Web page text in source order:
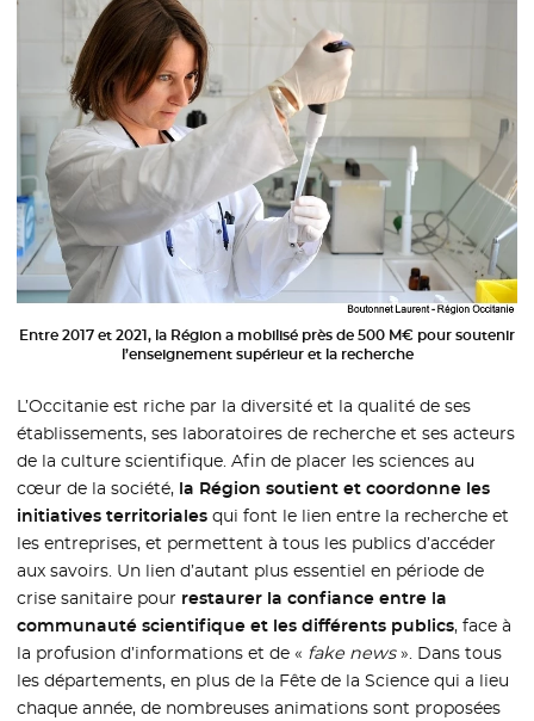
Entre 2017 et 2021, la Région a mobilisé près de 500 M€ pour soutenir
l’enseignement supérieur et la recherche
L’Occitanie est riche par la diversité et la qualité de ses
établissements, ses laboratoires de recherche et ses acteurs
de la culture scientifique. Afin de placer les sciences au
cœur de la société, la Région soutient et coordonne les
initiatives territoriales qui font le lien entre la recherche et
les entreprises, et permettent à tous les publics d’accéder
aux savoirs. Un lien d’autant plus essentiel en période de
crise sanitaire pour restaurer la confiance entre la
communauté scientifique et les différents publics, face à
la profusion d’informations et de « fake news». Dans tous
les départements, en plus de la Fête de la Science qui a lieu
chaque année, de nombreuses animations sont proposées